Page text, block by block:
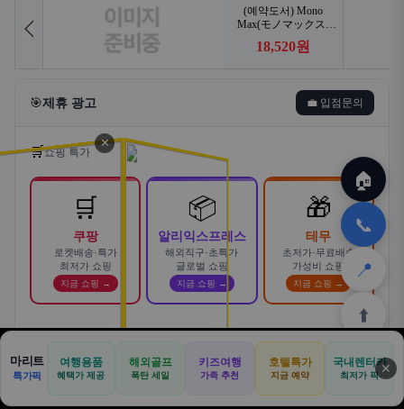
🎯제휴 광고 💼 입점문의
🛒쇼핑 특가
🛒
쿠팡
로켓배송·특가
최저가 쇼핑
지금 쇼핑 →
📦
알리익스프레스
해외직구·초특가
글로벌 쇼핑
지금 쇼핑 →
🎁
테무
초저가·무료배송
가성비 쇼핑
지금 쇼핑 →
🚗
합리적으로
AD
카슐랭 · 신차 장기렌트 · 리스 · 월 렌탈료 비교
바로가기 →
🏠
✈️
공항
⛳
📋
🛒
쿠팡
🎁
테무
🏠
📞
📍
⬆️
🏠 📝
견적
🚐
기사등록
🛒
아마존
✕
마리트
특가픽
여행용품
혜택가 제공
해외골프
폭탄 세일
키즈여행
가족 추천
호텔특가
지금 예약
국내렌터카
최저가 픽 ✕